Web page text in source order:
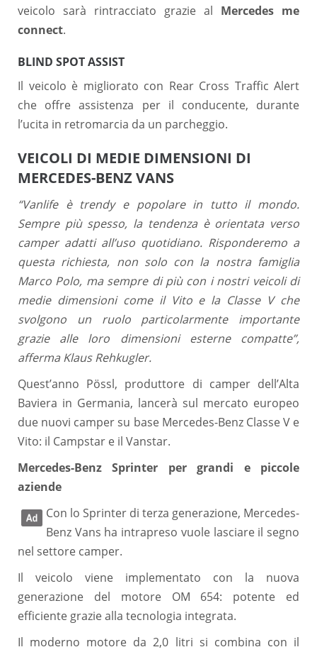
veicolo sarà rintracciato grazie al Mercedes me
connect.
BLIND SPOT ASSIST
Il veicolo è migliorato con Rear Cross Traffic Alert
che offre assistenza per il conducente, durante
l’ucita in retromarcia da un parcheggio.
VEICOLI DI MEDIE DIMENSIONI DI
MERCEDES-BENZ VANS
“Vanlife è trendy e popolare in tutto il mondo.
Sempre più spesso, la tendenza è orientata verso
camper adatti all’uso quotidiano. Risponderemo a
questa richiesta, non solo con la nostra famiglia
Marco Polo, ma sempre di più con i nostri veicoli di
medie dimensioni come il Vito e la Classe V che
svolgono un ruolo particolarmente importante
grazie alle loro dimensioni esterne compatte”,
afferma Klaus Rehkugler.
Quest’anno Pössl, produttore di camper dell’Alta
Baviera in Germania, lancerà sul mercato europeo
due nuovi camper su base Mercedes-Benz Classe V e
Vito: il Campstar e il Vanstar.
Mercedes-Benz Sprinter per grandi e piccole
aziende
Con lo Sprinter di terza generazione, Mercedes-
Benz Vans ha intrapreso vuole lasciare il segno
nel settore camper.
Il veicolo viene implementato con la nuova
generazione del motore OM 654: potente ed
efficiente grazie alla tecnologia integrata.
Il moderno motore da 2,0 litri si combina con il